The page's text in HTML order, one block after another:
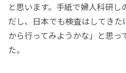
と思います。手紙で婦人科研し
だし、日本でも検査はしてき
から行ってみようかな」と思っ
た。